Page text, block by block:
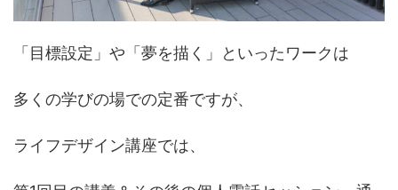
「目標設定」や「夢を描く」といったワークは
多くの学びの場での定番ですが、
ライフデザイン講座では、